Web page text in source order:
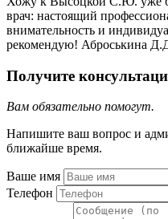
врач: настоящий
внимательность и
рекомендую! Аброськина
Получите
Вам обязательно помогут.
Напишите ваш вопрос и
ближайше время.
Ваше имя
Телефон